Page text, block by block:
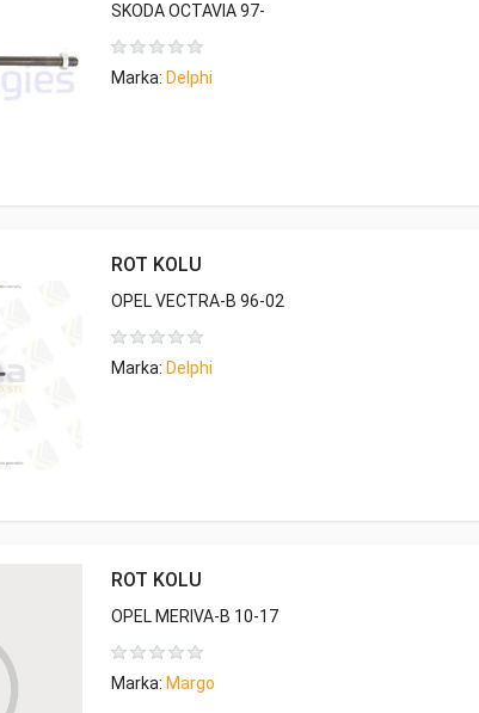
SKODA OCTAVIA 97-
Marka: Delphi
ROT KOLU
OPEL VECTRA-B 96-02
Marka: Delphi
ROT KOLU
OPEL MERIVA-B 10-17
Marka: Margo